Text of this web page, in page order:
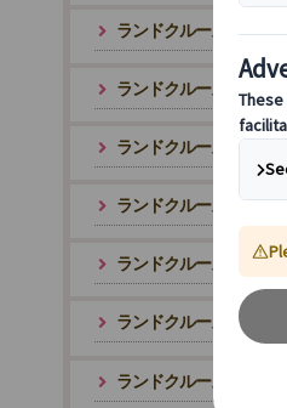
ランドクルーズ ドイツ
ランドクルーズ 北欧周
ランドクルーズ スペイ
ランドクルーズ バスク
ランドクルーズ ポルト
ランドクルーズ バルカ
ランドクルーズ ベネル